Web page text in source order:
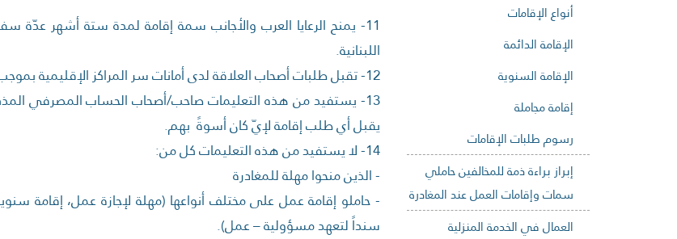
أنواع الإقامات
الإقامة الدائمة
الإقامة السنوية
إقامة مجاملة
رسوم طلبات الإقامات
إبراز براءة ذمة للمخالفين حاملي
سمات وإقامات العمل عند المغادرة
العمال في الخدمة المنزلية
11- يمنح الرعايا العرب والأجانب سمة إقامة لمدة ستة أشهر
اللبنانية.
12- تقبل طلبات أصحاب العلاقة لدى أمانات سر المراكز الإقليمية بموجب "استدعاء مديرعام" ويستوفى عنها بدل خدمات مأجورة.
13- يستفيد من هذه التعليمات صاحب/أصحاب الحساب المصرفي
يقبل أي طلب إقامة لإيّ كان أسوةً بهم.
14- لا يستفيد من هذه التعليمات كل من:
- الذين منحوا مهلة للمغادرة
- حاملو إقامة عمل على مختلف أنواعها (مهلة لإجازة عمل، إقامة
سنداً لتعهد مسؤولية – عمل).